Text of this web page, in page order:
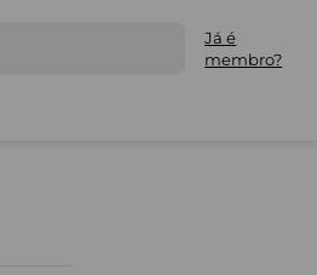
Já é
membro?